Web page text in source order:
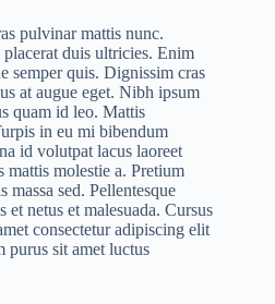
pulvinar mattis nunc.
duis ultricies. Enim
semper quis. Dignissim cras
at augue eget. Nibh ipsum
quam id leo. Mattis
in eu mi bibendum
id volutpat lacus laoreet
molestie a. Pretium
sed. Pellentesque
et netus et malesuada. Cursus
consectetur adipiscing elit
purus sit amet luctus